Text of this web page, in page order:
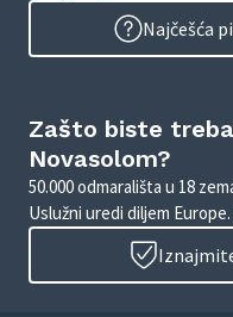
Najčešća
Zašto biste
Novasolom?
50.000 odmarališta u 18
Uslužni uredi diljem